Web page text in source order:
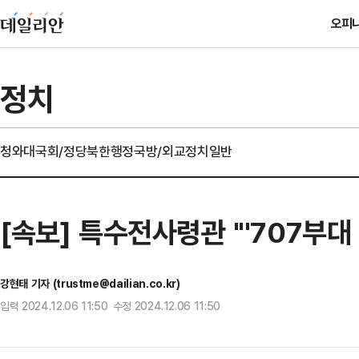
오피
정치
청와대국회/정당북한행정국방/외교정치일반
[속보] 특수전사령관 "'707부
강현태 기자 (trustme@dailian.co.kr)
입력 2024.12.06 11:50 수정 2024.12.06 11:50